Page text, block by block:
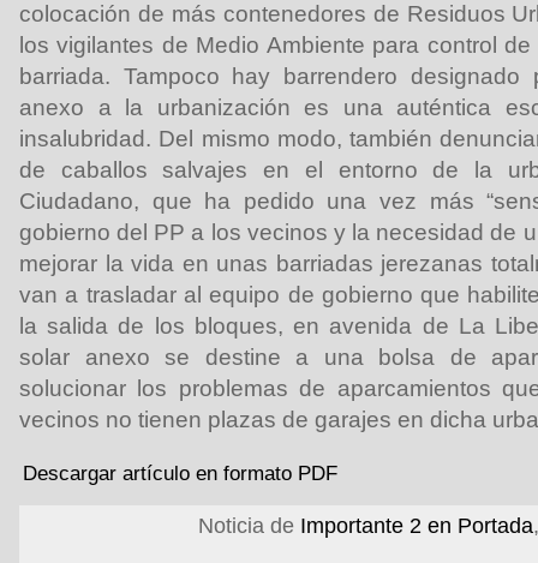
colocación de más contenedores de Residuos
los vigilantes de Medio Ambiente para control
barriada. Tampoco hay barrendero
anexo a la urbanización es una auténtica
insalubridad. Del mismo modo, también
de caballos salvajes en el entorno de la
Ciudadano, que ha pedido una vez más
gobierno del PP a los vecinos y la necesidad de
mejorar la vida en unas barriadas jerezanas
van a trasladar al equipo de gobierno que
la salida de los bloques, en avenida de La
solar anexo se destine a una bolsa de
solucionar los problemas de aparcamientos
vecinos no tienen plazas de garajes en dicha
Descargar artículo en formato PDF
Noticia de Importante 2 en Portada